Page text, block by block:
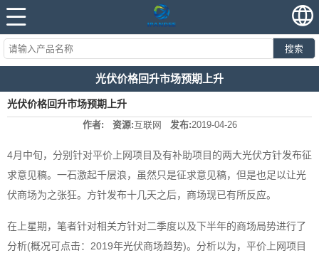
搜索
光伏价格回升市场预期上升
光伏价格回升市场预期上升
作者: 资源:互联网 发布:2019-04-26
4月中旬，分别针对平价上网项目及有补助项目的两大光伏方针发布征
求意见稿。一石激起千层浪，虽然只是征求意见稿，但是也足以让光
伏商场为之张狂。方针发布十几天之后，商场现已有所反应。
在上星期，笔者针对相关方针对二季度以及下半年的商场局势进行了
分析(概况可点击：2019年光伏商场趋势)。分析以为，平价上网项目